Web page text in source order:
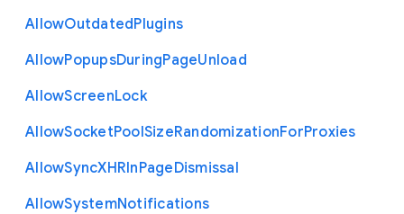
AllowOutdatedPlugins
AllowPopupsDuringPageUnload
AllowScreenLock
AllowSocketPoolSizeRandomizationForProxies
AllowSyncXHRInPageDismissal
AllowSystemNotifications